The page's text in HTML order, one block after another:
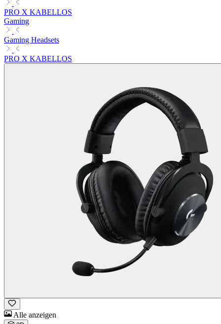
PRO X KABELLOS
Gaming
Gaming Headsets
PRO X KABELLOS
Alle anzeigen